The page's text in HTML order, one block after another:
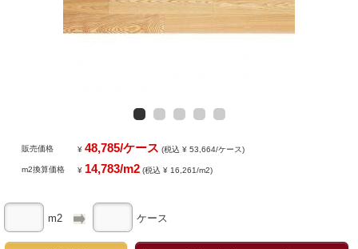
販売価格 ¥48,785/ケース (税込 ¥ 53,664/ケース)
m2換算価格 ¥ 14,783/m2 (税込 ¥ 16,261/m2)
m2 ケース